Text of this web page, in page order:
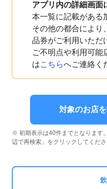
アプリ内の詳細画面
本一覧に記載がある
その他の都合により
品券がご利用いただ
ご不明点や利用可能
はこちらへご連絡く
対象のお店
※ 初期表示は40件までとなります
辺で再検索」をクリックしてくださ